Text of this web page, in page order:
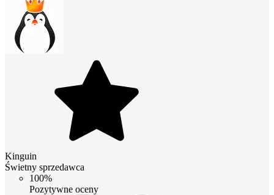
Kinguin
Świetny sprzedawca
100%
Pozytywne oceny